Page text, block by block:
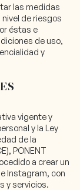
las medidas
de riesgos
éstas e
de uso,
y
vigente y
y la Ley
de la
PONENT
a crear un
Instagram, con
y servicios.